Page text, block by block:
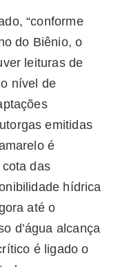
“conforme
do Biênio, o
leituras de
nível de
emitidas
é
das
hídrica
até o
d’água alcança
é ligado o